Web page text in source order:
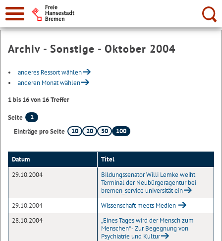
Suche:
Archiv - Sonstige - Oktober 2004
anderes Ressort wählen
anderen Monat wählen
1 bis 16 von 16 Treffer
Seite
1
Einträge pro Seite
10 20 50 100
Datum
Titel
29.10.2004
Bildungssenator Willi Lemke weiht
Terminal der Neubürgeragentur bei
bremen_service universität ein
29.10.2004
Wissenschaft meets Medien
28.10.2004
„Eines Tages wird der Mensch zum
Menschen“ - Zur Begegnung von
Psychiatrie und Kultur